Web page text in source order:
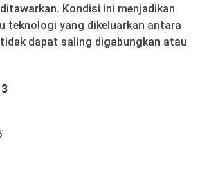
Kondisi ini menjadikan
teknologi yang dikeluarkan antara
dapat saling digabungkan atau
3